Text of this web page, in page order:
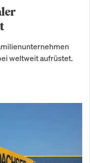
weltweit aufrüstet.